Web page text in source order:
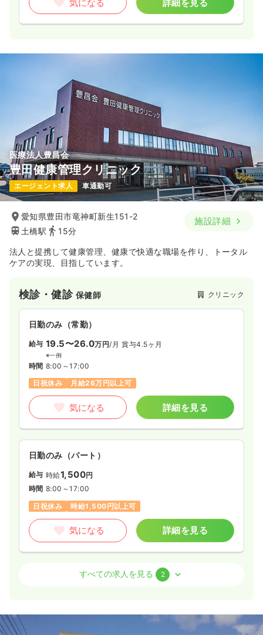
気になる 詳細を見る
医療法人豊昌会
豊田健康管理クリニック
エージェント求人 車通勤可
愛知県豊田市竜神町新生151-2
土橋駅
15分
施設詳細
法人と提携して健康管理、健康で快適な職場を作り、トータル
ケアの実現、目指しています。
検診・健診 保健師 クリニック
日勤のみ（常勤）
給与 19.5〜26.0万円/月 賞与4.5ヶ月
※一例
時間 8:00～17:00
日祝休み
月給26万円以上可
気になる 詳細を見る
日勤のみ（パート）
給与 時給1,500円
時間 8:00～17:00
日祝休み
時給1,500円以上可
気になる 詳細を見る
正・准看護師
※一例
すべての求人を見る 2